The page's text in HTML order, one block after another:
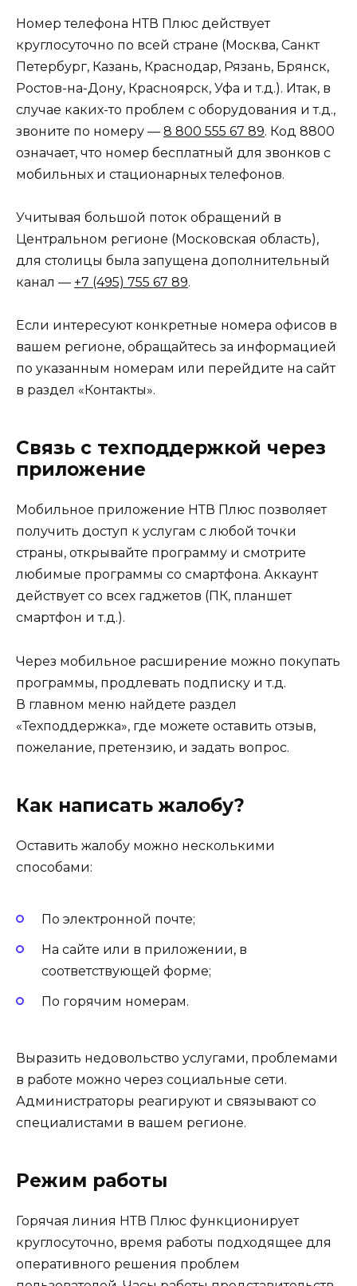
Номер телефона НТВ Плюс действует
круглосуточно по всей стране (Москва, Санкт
Петербург, Казань, Краснодар, Рязань, Брянск,
Ростов-на-Дону, Красноярск, Уфа и т.д.). Итак, в
случае каких-то проблем с оборудования и т.д.,
звоните по номеру — 8 800 555 67 89. Код 8800
означает, что номер бесплатный для звонков с
мобильных и стационарных телефонов.
Учитывая большой поток обращений в
Центральном регионе (Московская область),
для столицы была запущена дополнительный
канал — +7 (495) 755 67 89.
Если интересуют конкретные номера офисов в
вашем регионе, обращайтесь за информацией
по указанным номерам или перейдите на сайт
в раздел «Контакты».
Связь с техподдержкой через
приложение
Мобильное приложение НТВ Плюс позволяет
получить доступ к услугам с любой точки
страны, открывайте программу и смотрите
любимые программы со смартфона. Аккаунт
действует со всех гаджетов (ПК, планшет
смартфон и т.д.).
Через мобильное расширение можно покупать
программы, продлевать подписку и т.д.
В главном меню найдете раздел
«Техподдержка», где можете оставить отзыв,
пожелание, претензию, и задать вопрос.
Как написать жалобу?
Оставить жалобу можно несколькими
способами:
По электронной почте;
На сайте или в приложении, в
соответствующей форме;
По горячим номерам.
Выразить недовольство услугами, проблемами
в работе можно через социальные сети.
Администраторы реагируют и связывают со
специалистами в вашем регионе.
Режим работы
Горячая линия НТВ Плюс функционирует
круглосуточно, время работы подходящее для
оперативного решения проблем